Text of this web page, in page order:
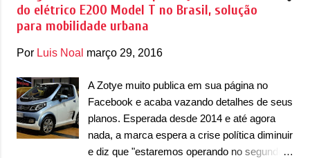
para recolher o teto de forma automática,
preserva o porta-malas do modelo Roadster,
que já é minúsculo por comportar apenas
130 litros de capacidade. Eles se
preocuparam até com este tom de cinza, que
é exclusivo para o RF. Ele também pode ter
a parte central do teto pintada de preto
brilhante. Na mecânica, o icônico esportivo
japonês conta com dois motores a gasolina
do elétrico E200 Model T no Brasil, solução
para mobilidade urbana
Por Luis Noal março 29, 2016
A Zotye muito publica em sua página no
Facebook e acaba vazando detalhes de seus
planos. Esperada desde 2014 e até agora
nada, a marca espera a crise política diminuir
e diz que "estaremos operando no segundo